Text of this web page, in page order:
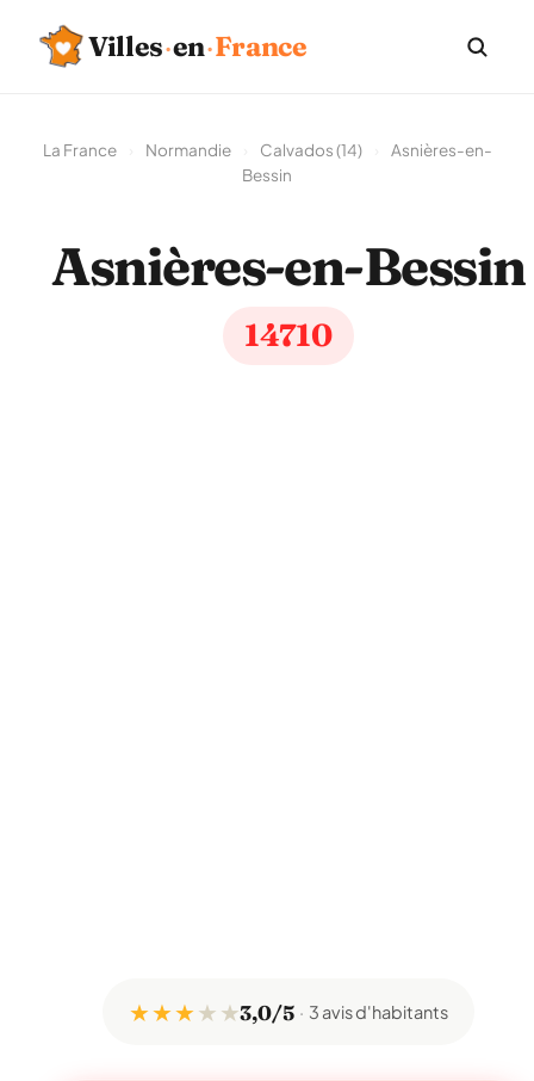
Villes·en·France
La France Normandie Calvados (14)
Asnières-en-
Bessin
Asnières-en-Bessin
14710
★ ★ ★★ ★3,0/5 3 avis d'habitants